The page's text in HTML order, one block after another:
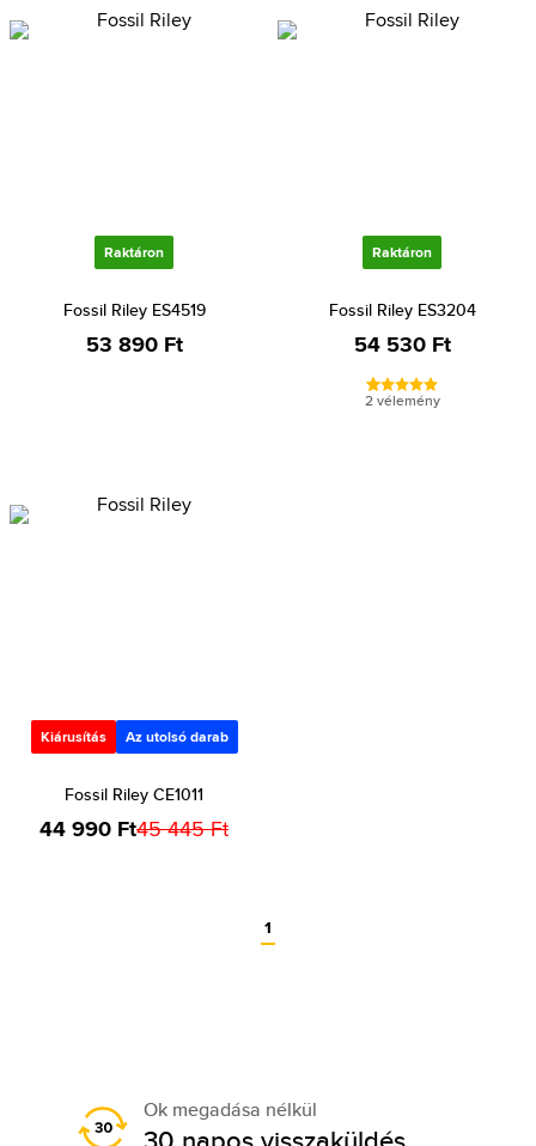
Raktáron
Fossil Riley ES4519
53 890 Ft
Raktáron
Fossil Riley ES3204
54 530 Ft
2 vélemény
Kiárusítás Az utolsó darab
Fossil Riley CE1011
44 990 Ft45 445 Ft
1
Ok megadása nélkül